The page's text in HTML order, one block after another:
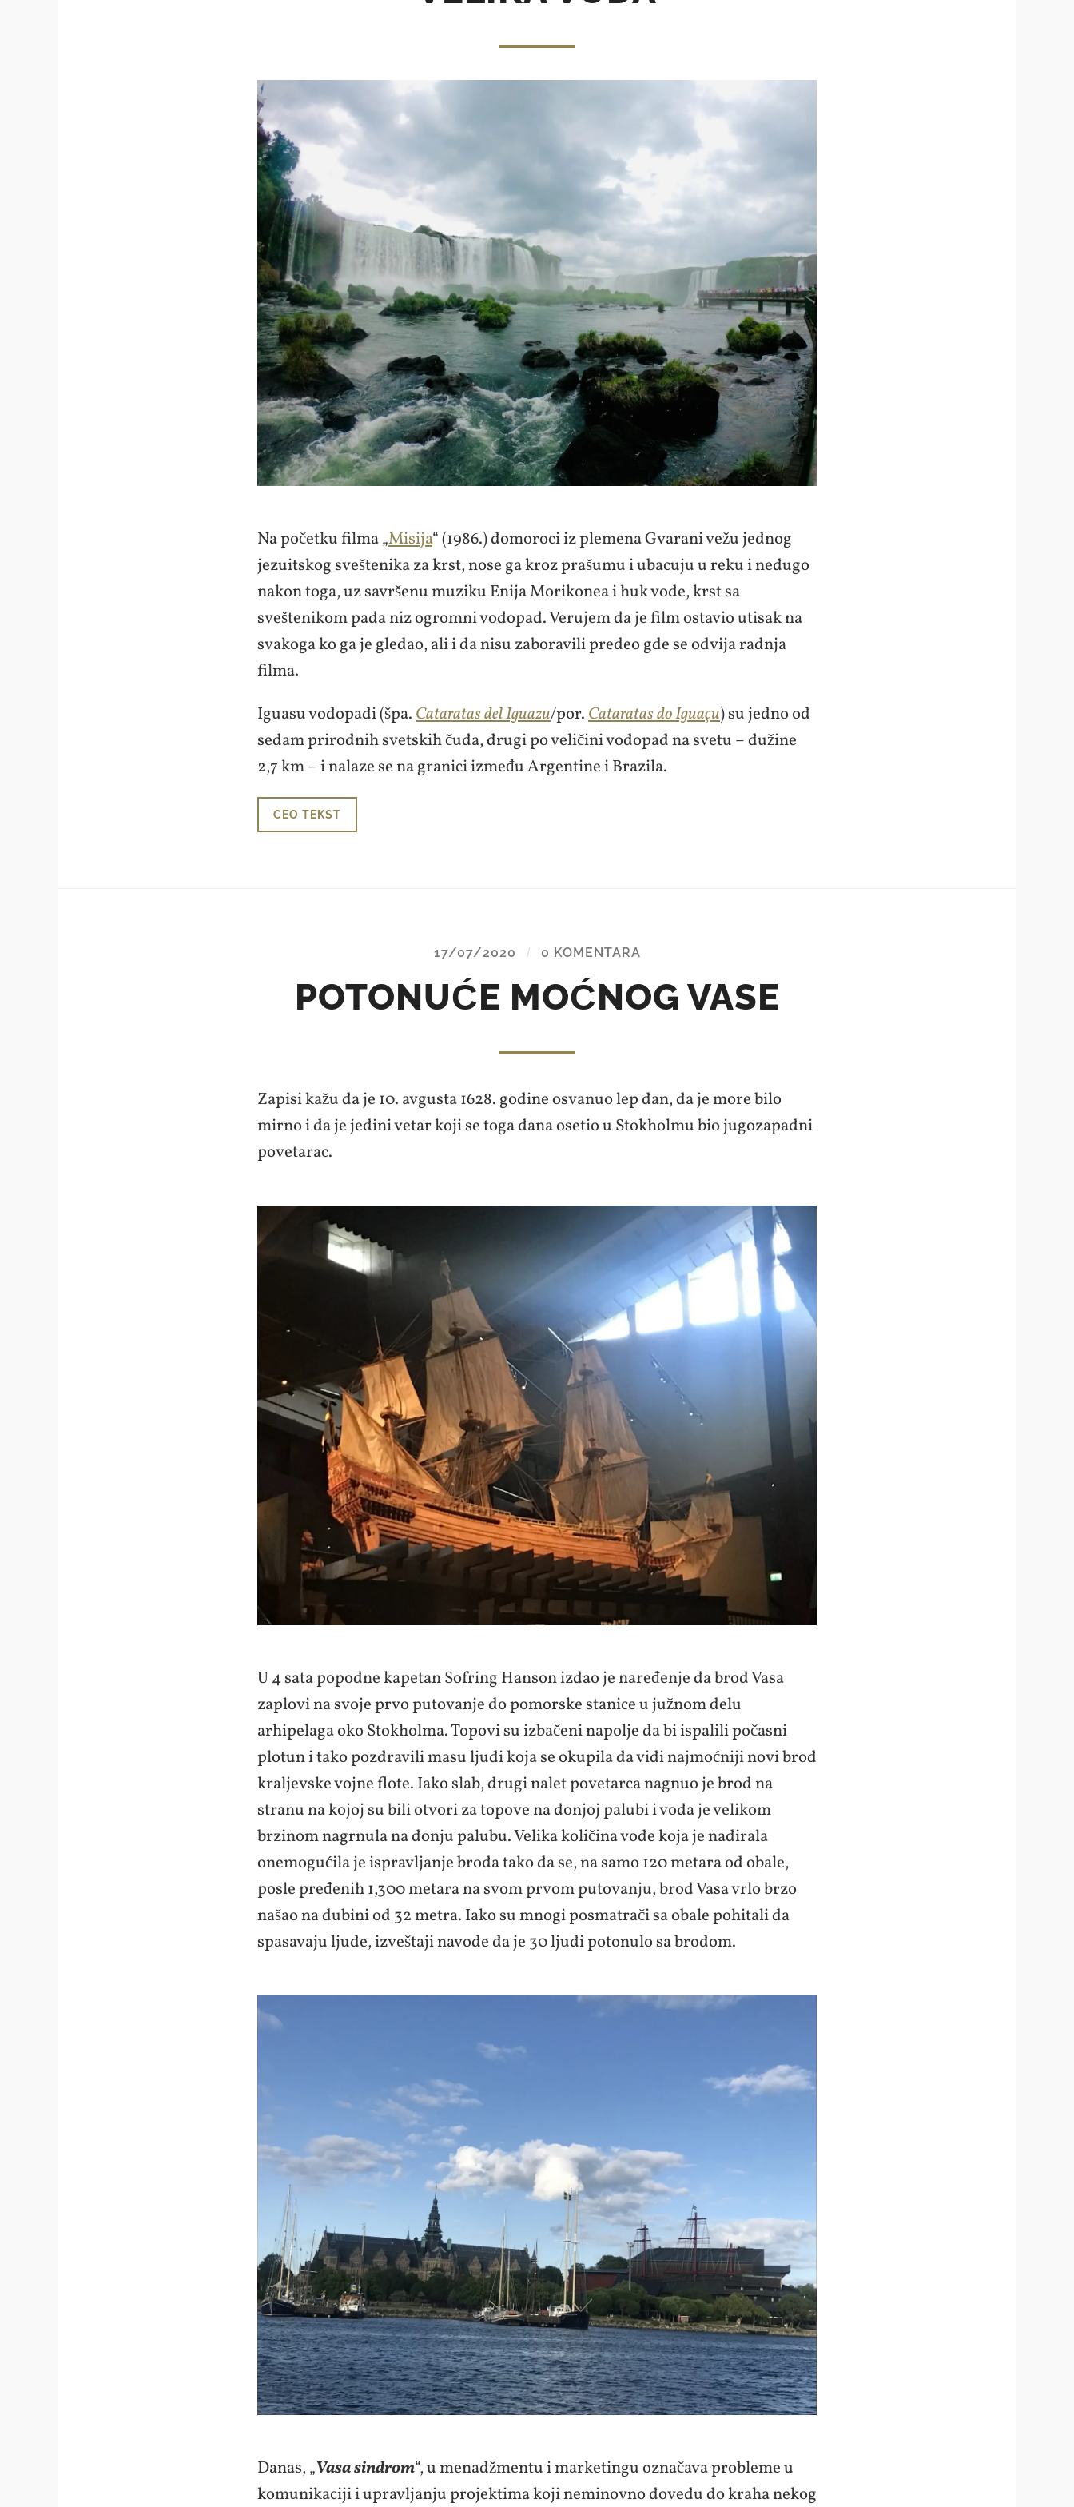
Na početku filma „Misija“ (1986.) domoroci iz plemena Gvarani vežu jednog
jezuitskog sveštenika za krst, nose ga kroz prašumu i ubacuju u reku i nedugo
nakon toga, uz savršenu muziku Enija Morikonea i huk vode, krst sa
sveštenikom pada niz ogromni vodopad. Verujem da je film ostavio utisak na
svakoga ko ga je gledao, ali i da nisu zaboravili predeo gde se odvija radnja
filma.
Iguasu vodopadi (špa.Cataratas del Iguazu/por.Cataratas do Iguaçu) su jedno od
sedam prirodnih svetskih čuda, drugi po veličini vodopad na svetu – dužine
2,7 km – i nalaze se na granici između Argentine i Brazila.
CEO TEKST
17/07/2020 / 0 KOMENTARA
POTONUĆE MOĆNOG VASE
Zapisi kažu da je 10. avgusta 1628. godine osvanuo lep dan, da je more bilo
mirno i da je jedini vetar koji se toga dana osetio u Stokholmu bio jugozapadni
povetarac.
U 4 sata popodne kapetan Sofring Hanson izdao je naređenje da brod Vasa
zaplovi na svoje prvo putovanje do pomorske stanice u južnom delu
arhipelaga oko Stokholma. Topovi su izbačeni napolje da bi ispalili počasni
plotun i tako pozdravili masu ljudi koja se okupila da vidi najmoćniji novi brod
kraljevske vojne flote. Iako slab, drugi nalet povetarca nagnuo je brod na
stranu na kojoj su bili otvori za topove na donjoj palubi i voda je velikom
brzinom nagrnula na donju palubu. Velika količina vode koja je nadirala
onemogućila je ispravljanje broda tako da se, na samo 120 metara od obale,
posle pređenih 1,300 metara na svom prvom putovanju, brod Vasa vrlo brzo
našao na dubini od 32 metra. Iako su mnogi posmatrači sa obale pohitali da
spasavaju ljude, izveštaji navode da je 30 ljudi potonulo sa brodom.
Danas, „Vasa sindrom“, u menadžmentu i marketingu označava probleme u
komunikaciji i upravljanju projektima koji neminovno dovedu do kraha nekog